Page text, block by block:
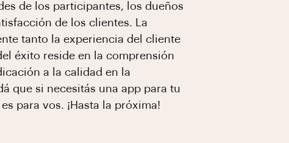
de los participantes, los dueños
de los clientes. La
tanto la experiencia del cliente
éxito reside en la comprensión
a la calidad en la
que si necesitás una app para tu
es para vos. ¡Hasta la próxima!